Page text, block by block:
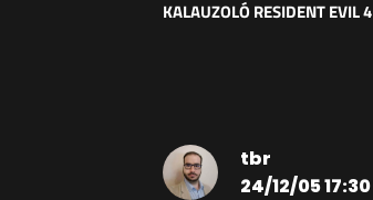
KALAUZOLÓ RESIDENT EVIL 4
tbr
24/12/05 17:30